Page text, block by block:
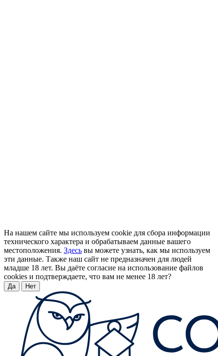
На нашем сайте мы используем cookie для сбора информации
технического характера и обрабатываем данные вашего
местоположения. Здесь вы можете узнать, как мы используем
эти данные. Также наш сайт не предназначен для людей
младше 18 лет. Вы даёте согласие на использование файлов
cookies и подтверждаете, что вам не менее 18 лет?
Да Нет